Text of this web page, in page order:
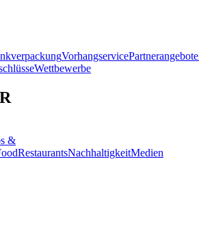
VorhangservicePartnerangebote
Wettbewerbe
&
RestaurantsNachhaltigkeitMedien